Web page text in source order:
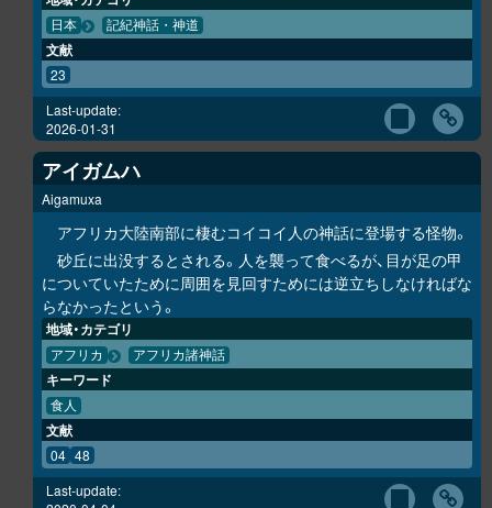
日本 記紀神話・神道
文献
23
Last-update:
2026-01-31
アイガムハ
Aigamuxa
アフリカ大陸南部に棲むコイコイ人の神話に登場する怪物。
砂丘に出没するとされる。人を襲って食べるが、目が足の甲
についていたために周囲を見回すためには逆立ちしなければな
らなかったという。
地域・カテゴリ
アフリカ アフリカ諸神話
キーワード
食人
文献
04 48
Last-update: